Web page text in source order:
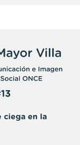
ciega en la